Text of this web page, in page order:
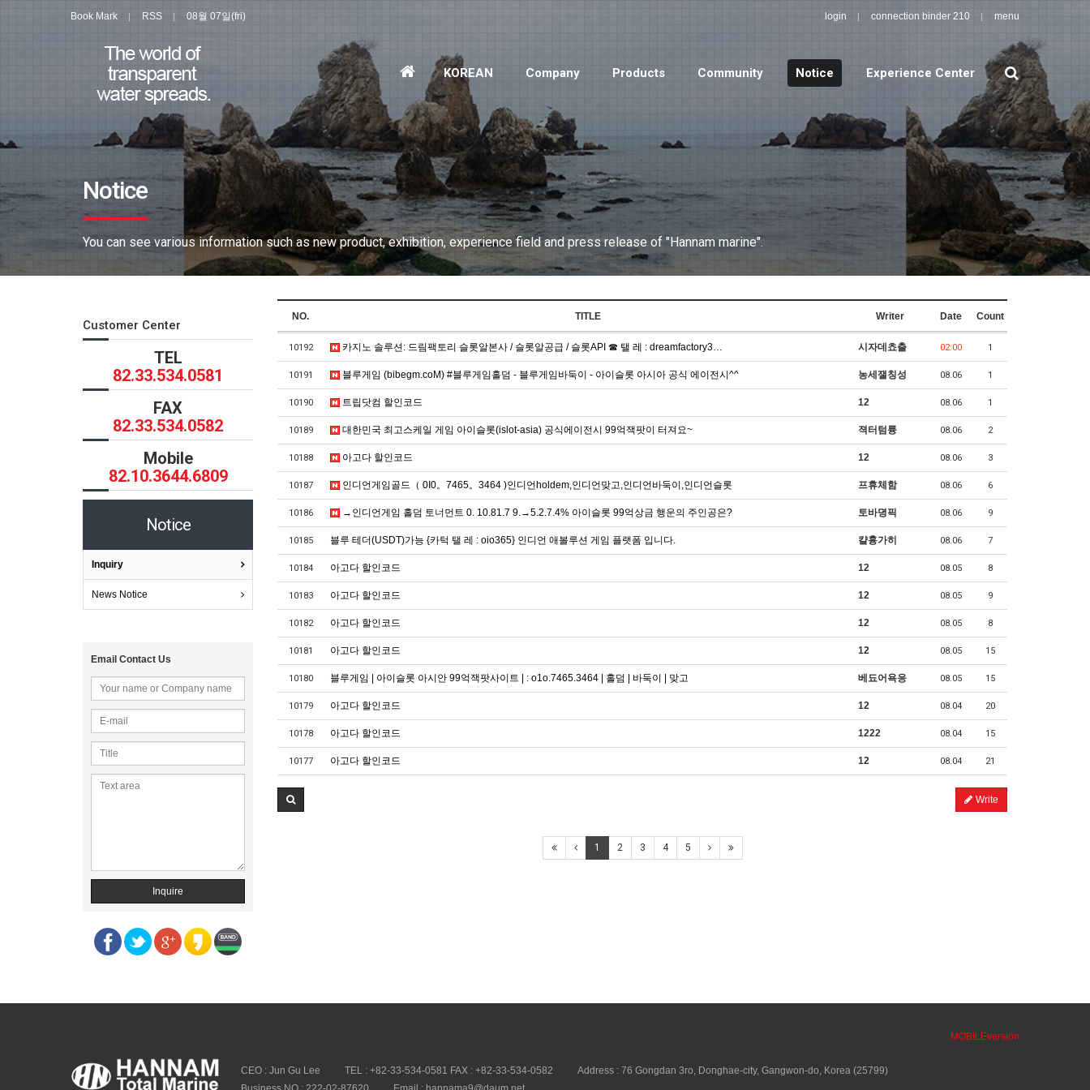
Book Mark RSS 08월 07일(fri) login connection binder 210 menu
홈
으
로
KOREAN Company Products Community Notice Experience Center search
Notice
You can see various information such as new product, exhibition, experience field and press release of "Hannam marine".
NO. TITLE Writer Date Count
10192 카지노 솔루션: 드림팩토리 슬롯알본사 / 슬롯알공급 / 슬롯API ☎ 탤 레 : dreamfactory3… 시자데쵸출 02:00 1
10191 블루게임 (bibegm.coM) #블루게임홀덤 - 블루게임바둑이 - 아이슬롯 아시아 공식 에이전시^^ 농세잴칭성 08.06 1
10190 트립닷컴 할인코드 12 08.06 1
10189 대한민국 최고스케일 게임 아이슬롯(islot-asia) 공식에이전시 99억잭팟이 터져요~ 젹터텀륭 08.06 2
10188 아고다 할인코드 12 08.06 3
10187 인디언게임골드（ 0I0。7465。3464 )인디언holdem,인디언맞고,인디언바둑이,인디언슬롯 프휴체함 08.06 6
10186 →인디언게임 홀덤 토너먼트 0. 10.81.7 9.→5.2.7.4% 아이슬롯 99억상금 행운의 주인공은? 토바뎡픽 08.06 9
10185 블루 테더(USDT)가능 {카턱 탤 레 : oio365} 인디언 애볼루션 게임 플랫폼 입니다. 캴흉가히 08.06 7
10184 아고다 할인코드 12 08.05 8
10183 아고다 할인코드 12 08.05 9
10182 아고다 할인코드 12 08.05 8
10181 아고다 할인코드 12 08.05 15
10180 블루게임 | 아이슬롯 아시안 99억잭팟사이트 | : o1o.7465.3464 | 홀덤 | 바둑이 | 맞고 베됴어욕응 08.05 15
10179 아고다 할인코드 12 08.04 20
10178 아고다 할인코드 1222 08.04 15
10177 아고다 할인코드 12 08.04 21
Write
1 2 3 4 5
Customer Center
TEL
82.33.534.0581
FAX
82.33.534.0582
Mobile
82.10.3644.6809
Notice
Inquiry
News Notice
Email Contact Us
Inquire
MOBILEversion
CEO : Jun Gu Lee TEL : +82-33-534-0581 FAX : +82-33-534-0582
Address : 76 Gongdan 3ro, Donghae-city, Gangwon-do, Korea (25799)